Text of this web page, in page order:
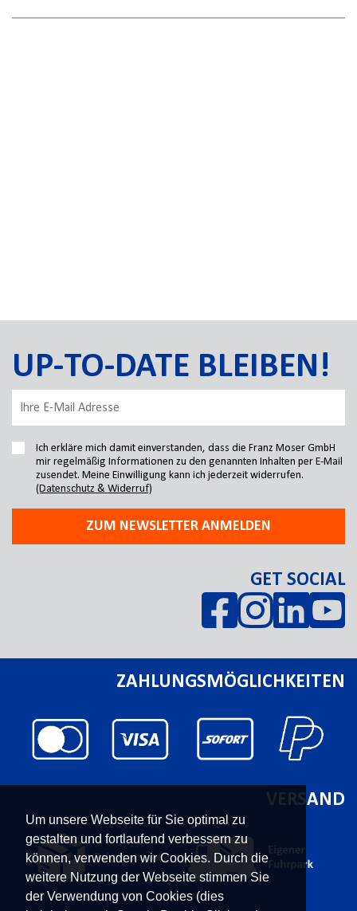
Um unsere Webseite für Sie optimal zu
gestalten und fortlaufend verbessern zu
können, verwenden wir Cookies. Durch die
weitere Nutzung der Webseite stimmen Sie
der Verwendung von Cookies (dies
UP-TO-DATE BLEIBEN!
Ich erkläre mich damit einverstanden, dass die Franz Moser GmbH
mir regelmäßig Informationen zu den genannten Inhalten per E-Mail
zusendet. Meine Einwilligung kann ich jederzeit widerrufen.
(Datenschutz & Widerruf)
ZUM NEWSLETTER ANMELDEN
GET SOCIAL
ZAHLUNGSMÖGLICHKEITEN
VERSAND